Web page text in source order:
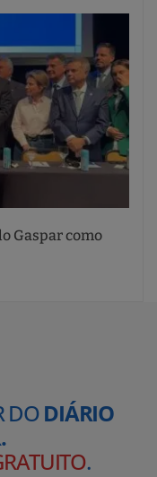
Gaspar como
DODIÁRIO
.